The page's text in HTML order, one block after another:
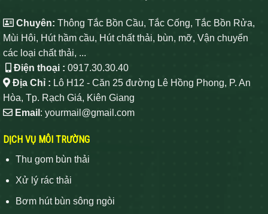
Chuyên: Thông Tắc Bồn Cầu, Tắc Cống, Tắc Bồn Rửa,
Mùi Hôi, Hút hầm cầu, Hút chất thải, bùn, mỡ, Vận chuyển
các loại chất thải, ...
Điện thoại : 0917.30.30.40
Địa Chỉ : Lô H12 - Căn 25 đường Lê Hồng Phong, P. An
Hòa, Tp. Rạch Giá, Kiên Giang
Email : yourmail@gmail.com
DỊCH VỤ MÔI TRƯỜNG
Thu gom bùn thải
Xử lý rác thải
Bơm hút bùn sông ngòi